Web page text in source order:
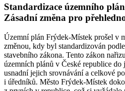
Standardizace územního
Zásadní změna pro
Územní plán Frýdek-Místek prošel v
změnou, kdy byl standardizován
stavebního zákona. Tento zákon
územních plánů v České republice do
usnadní jejich srovnávání a celkové
i úředníků. Město Frýdek-Místek